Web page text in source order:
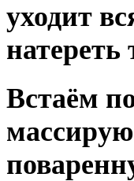
уходит
Встаём